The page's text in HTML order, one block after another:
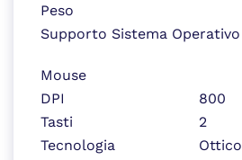
Peso
Supporto Sistema Operativo
Mouse
DPI
800
Tasti
2
Tecnologia
Ottico